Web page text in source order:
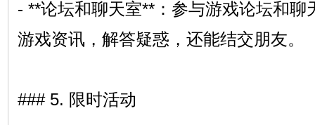
- **论坛和聊天室**：参与游戏论坛和聊
游戏资讯，解答疑惑，还能结交朋友。
### 5. 限时活动